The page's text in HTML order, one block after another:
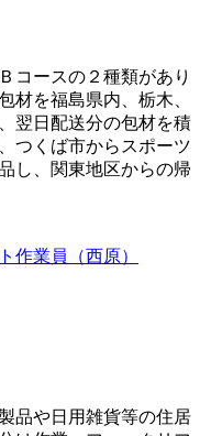
コースの２種類があり
を福島県内、栃木、
翌日配送分の包材を積
つくば市からスポーツ
し、関東地区からの帰
業員（西原）
品や日用雑貨等の住居